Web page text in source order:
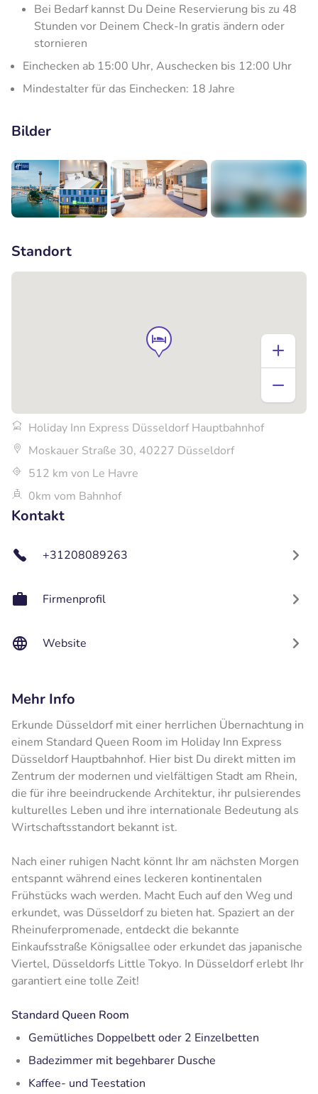
Bei Bedarf kannst Du Deine Reservierung bis zu 48
Stunden vor Deinem Check-In gratis ändern oder
stornieren
Einchecken ab 15:00 Uhr, Auschecken bis 12:00 Uhr
Mindestalter für das Einchecken: 18 Jahre
Bilder
Standort
Holiday Inn Express Düsseldorf Hauptbahnhof
Moskauer Straße 30, 40227 Düsseldorf
512 km von Le Havre
0km vom Bahnhof
Kontakt
+31208089263
Firmenprofil
Website
Mehr Info
Erkunde Düsseldorf mit einer herrlichen Übernachtung in
einem Standard Queen Room im Holiday Inn Express
Düsseldorf Hauptbahnhof. Hier bist Du direkt mitten im
Zentrum der modernen und vielfältigen Stadt am Rhein,
die für ihre beeindruckende Architektur, ihr pulsierendes
kulturelles Leben und ihre internationale Bedeutung als
Wirtschaftsstandort bekannt ist.
Nach einer ruhigen Nacht könnt Ihr am nächsten Morgen
entspannt während eines leckeren kontinentalen
Frühstücks wach werden. Macht Euch auf den Weg und
erkundet, was Düsseldorf zu bieten hat. Spaziert an der
Rheinuferpromenade, entdeckt die bekannte
Einkaufsstraße Königsallee oder erkundet das japanische
Viertel, Düsseldorfs Little Tokyo. In Düsseldorf erlebt Ihr
garantiert eine tolle Zeit!
Standard Queen Room
Gemütliches Doppelbett oder 2 Einzelbetten
Badezimmer mit begehbarer Dusche
Kaffee- und Teestation